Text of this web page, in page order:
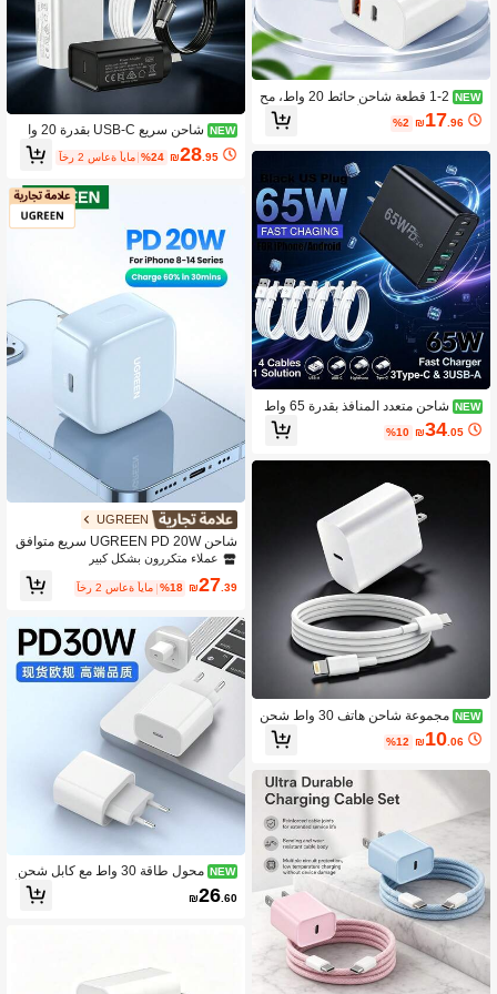
NEW
1-2 قطعة شاحن حائط 20 واط، مح
ول شحن سريع بقابس أمريكي، شاحن حا
ئط شحن سريع PD 3.0 متوافق مع سلسل
الهاتف MP3 وغيرها
₪17.96
%2
NEW
شاحن متعدد المنافذ بقدرة 65 واط
مع كابل شحن سريع اختياري بطول 1 متر
(3.3 قدم) من USB-C إلى USB-C / US
رأس شحن ب- 6 منافذ، شحن سريع معتم
one 17/16/15/14/13/12 Pro Max، 13/
₪34.05
%10
NEW
مجموعة شاحن هاتف 30 واط شحن
سريع محول 30 واط + كابل شحن سريع
مزامنة بيانات عالي الكفاءة بطول 3.3 قد
1 برو بلس/XS/XR/8/7/9/ مجموعة شاحن
₪10.06
%12
NEW
شاحن سريع USB-C بقدرة 20 وا
ط، محول حائط متعدد الوظائف بمعيار أس
ترالي. شاحن USB-C للسفر متوافق مع أ
ختياري بطول 1 متر، مناسب لأجهزة آيفو
ن وأندرويد وأجهزة أخرى.
₪28 .95
%24 آخر 2 ساعة أيام
UGREEN
شاحن UGREEN PD 20W سريع متوافق
x، iPad Pro Air 2022 2023 2024، يدع
عملاء متكررون بشكل كبير
₪27.39
%18 آخر 2 ساعة أيام
NEW
محول طاقة 30 واط مع كابل شحن
سريع بطول 3.3 قدم، متوافق مع سلسلة آ
يفون 17 برو ماكس/17 برو/17 بلس/16/1
₪26.60